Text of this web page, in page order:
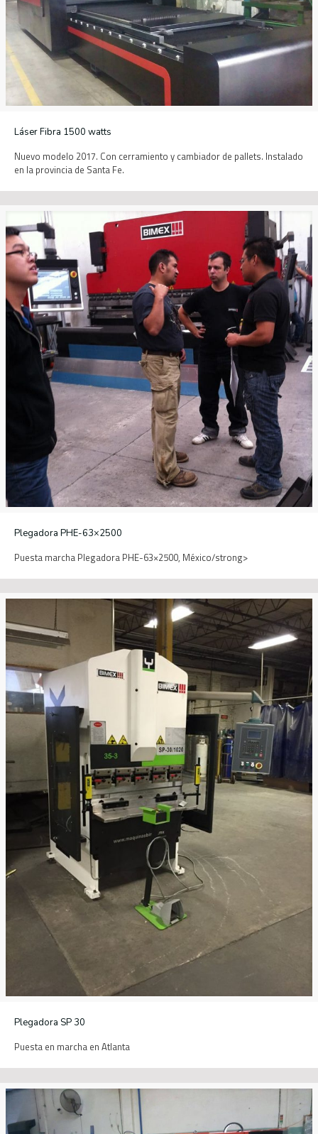
Láser Fibra 1500 watts
Nuevo modelo 2017. Con cerramiento y cambiador de pallets. Instalado
en la provincia de Santa Fe.
Plegadora PHE-63×2500
Puesta marcha Plegadora PHE-63×2500, México/strong>
Plegadora SP 30
Puesta en marcha en Atlanta